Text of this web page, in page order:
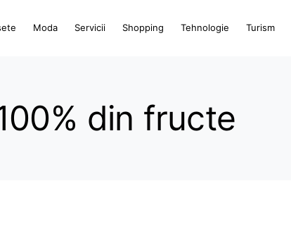
Moda Servicii Shopping Tehnologie Turism
din fructe